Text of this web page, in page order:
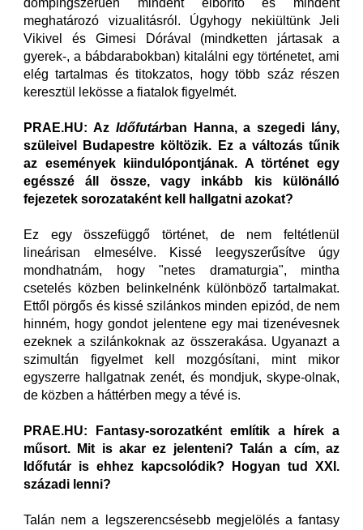
dömpingszerűen mindent elborító és mindent
meghatározó vizualitásról. Úgyhogy nekiültünk Jeli
Vikivel és Gimesi Dórával (mindketten jártasak a
gyerek-, a bábdarabokban) kitalálni egy történetet, ami
elég tartalmas és titokzatos, hogy több száz részen
keresztül lekösse a fiatalok figyelmét.
PRAE.HU: Az Időfutárban Hanna, a szegedi lány,
szüleivel Budapestre költözik. Ez a változás tűnik
az események kiindulópontjának. A történet egy
egésszé áll össze, vagy inkább kis különálló
fejezetek sorozataként kell hallgatni azokat?
Ez egy összefüggő történet, de nem feltétlenül
lineárisan elmesélve. Kissé leegyszerűsítve úgy
mondhatnám, hogy "netes dramaturgia", mintha
csetelés közben belinkelnénk különböző tartalmakat.
Ettől pörgős és kissé szilánkos minden epizód, de nem
hinném, hogy gondot jelentene egy mai tizenévesnek
ezeknek a szilánkoknak az összerakása. Ugyanazt a
szimultán figyelmet kell mozgósítani, mint mikor
egyszerre hallgatnak zenét, és mondjuk, skype-olnak,
de közben a háttérben megy a tévé is.
PRAE.HU: Fantasy-sorozatként említik a hírek a
műsort. Mit is akar ez jelenteni? Talán a cím, az
Időfutár is ehhez kapcsolódik? Hogyan tud XXI.
századi lenni?
Talán nem a legszerencsésebb megjelölés a fantasy